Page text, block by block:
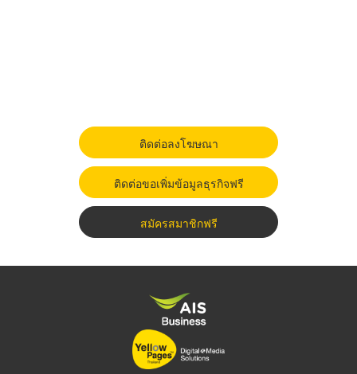
ติดต่อลงโฆษณา
ติดต่อขอเพิ่มข้อมูลธุรกิจฟรี
สมัครสมาชิกฟรี